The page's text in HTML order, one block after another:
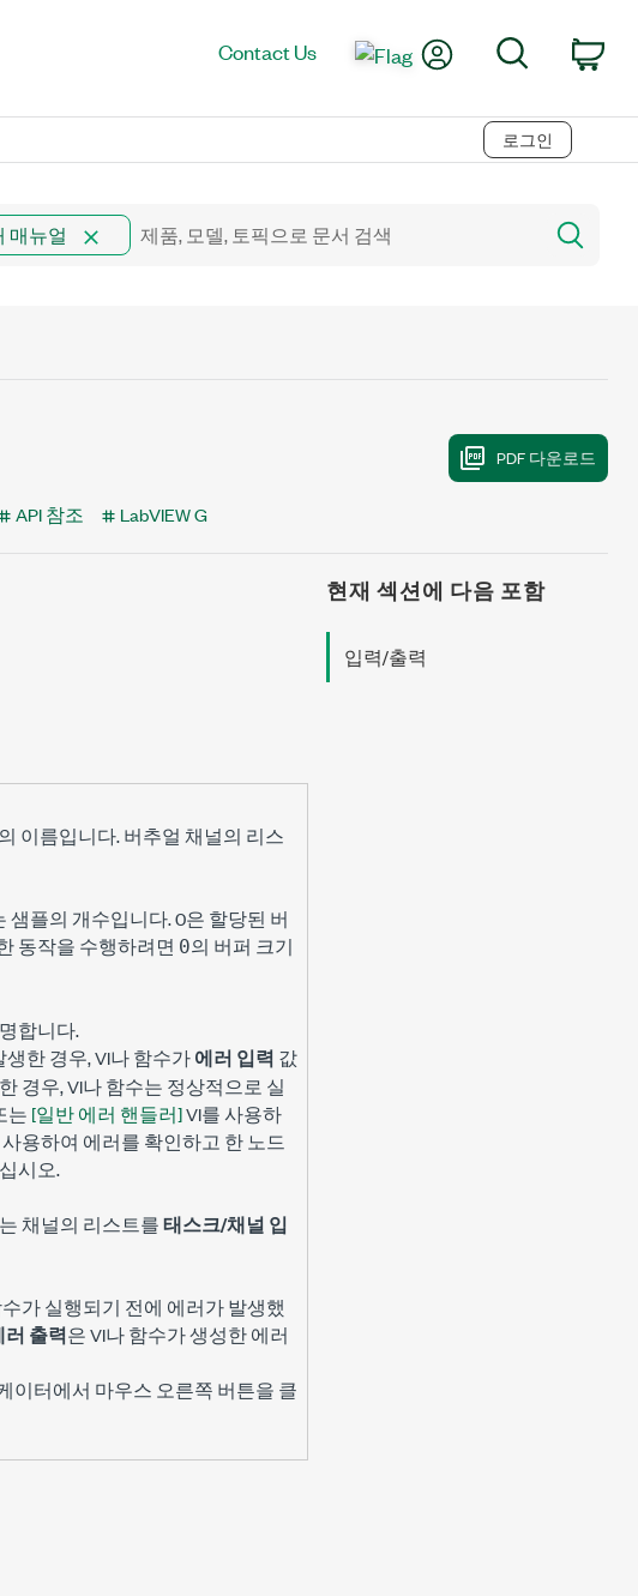
Contact Us My AccountSearch
로그인
매뉴얼
API 참조 LabVIEW G
이름입니다. 버추얼 채널의 리스
플의 개수입니다. 0은 할당된 버
동작을 수행하려면 0의 버퍼 크기
합니다.
한 경우, VI나 함수가에러 입력 값
경우, VI나 함수는 정상적으로 실
는 [일반 에러 핸들러]VI를 사용하
용하여 에러를 확인하고 한 노드
시오.
채널의 리스트를태스크/채널 입
가 실행되기 전에 에러가 발생했
러 출력은 VI나 함수가 생성한 에러
이터에서 마우스 오른쪽 버튼을 클
현재 섹션에 다음 포함
입력/출력